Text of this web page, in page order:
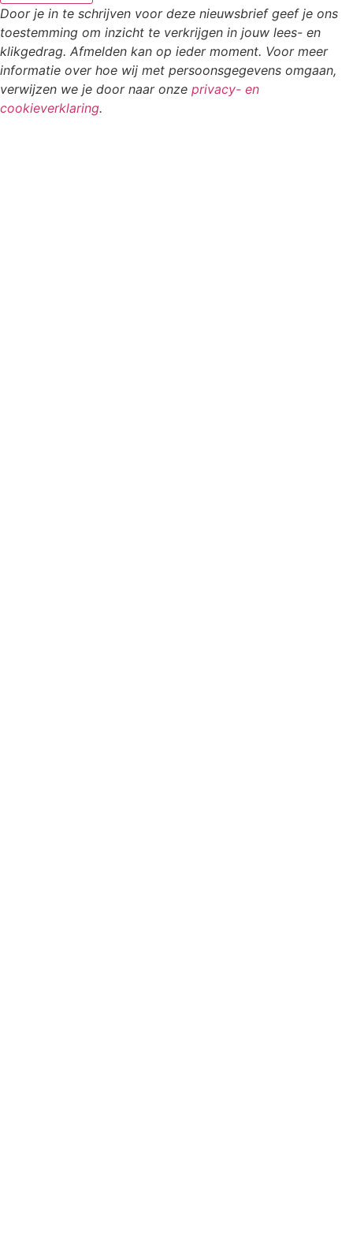
Door je in te schrijven voor deze nieuwsbrief geef je ons
toestemming om inzicht te verkrijgen in jouw lees- en
klikgedrag. Afmelden kan op ieder moment. Voor meer
informatie over hoe wij met persoonsgegevens omgaan,
verwijzen we je door naar onze privacy- en
cookieverklaring.